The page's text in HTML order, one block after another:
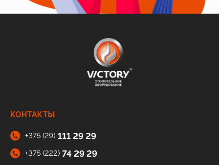
КОНТАКТЫ
+375 (29) 111 29 29
+375 (222) 74 29 29